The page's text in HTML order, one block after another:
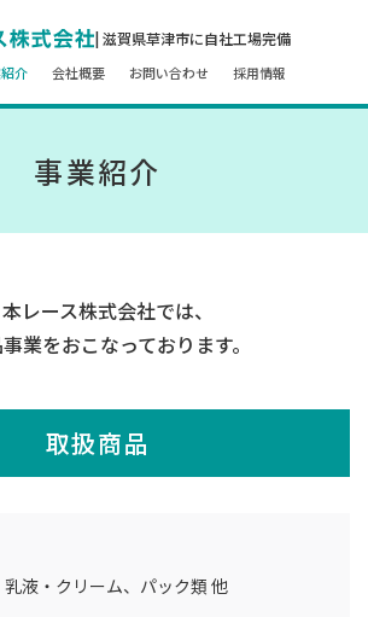
| 滋賀県草津市に自社工場完備
介 会社概要 お問い合わせ 採用情報
事業紹介
レース株式会社では、
業をおこなっております。
取扱商品
液・クリーム、パック類 他